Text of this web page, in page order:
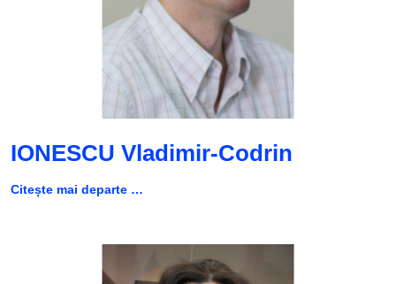
IONESCU Vladimir-Codrin
Citește mai departe …